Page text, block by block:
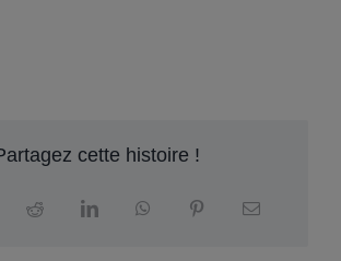
cette histoire !